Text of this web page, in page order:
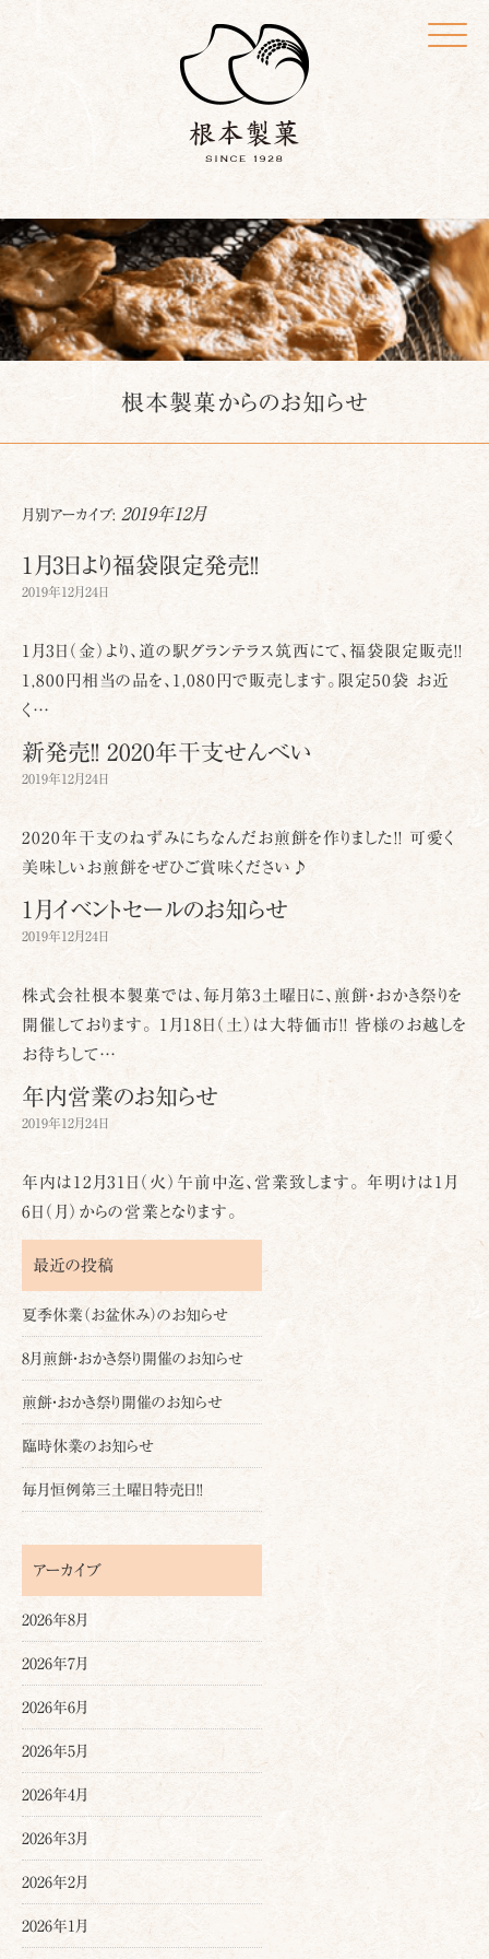
Click
根本製菓からのお知らせ
月別アーカイブ: 2019年12月
1月3日より福袋限定発売!!
2019年12月24日
1月3日（金）より、道の駅グランテラス筑西にて、福袋限定販売!!
1,800円相当の品を、1,080円で販売します。限定50袋 お近
く…
新発売!! 2020年干支せんべい
2019年12月24日
2020年干支のねずみにちなんだお煎餅を作りました!! 可愛く
美味しいお煎餅をぜひご賞味ください♪
1月イベントセールのお知らせ
2019年12月24日
株式会社根本製菓では、毎月第3土曜日に、煎餅・おかき祭りを
開催しております。 1月18日（土）は大特価市!! 皆様のお越しを
お待ちして…
年内営業のお知らせ
2019年12月24日
年内は12月31日（火）午前中迄、営業致します。 年明けは1月
6日（月）からの営業となります。
最近の投稿
夏季休業（お盆休み）のお知らせ
8月煎餅・おかき祭り開催のお知らせ
煎餅・おかき祭り開催のお知らせ
臨時休業のお知らせ
毎月恒例第三土曜日特売日!!
アーカイブ
2026年8月
2026年7月
2026年6月
2026年5月
2026年4月
2026年3月
2026年2月
2026年1月